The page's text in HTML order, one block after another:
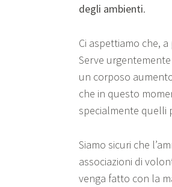
degli ambienti.
Ci aspettiamo che,
Serve
un corposo
che in questo
specialmente quelli
Siamo sicuri che
associazioni di
venga fatto con la